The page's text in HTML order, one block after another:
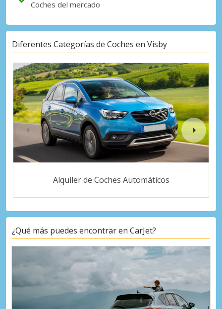
Coches del mercado
Diferentes Categorías de Coches en Visby
Alquiler de Coches Automáticos
¿Qué más puedes encontrar en CarJet?